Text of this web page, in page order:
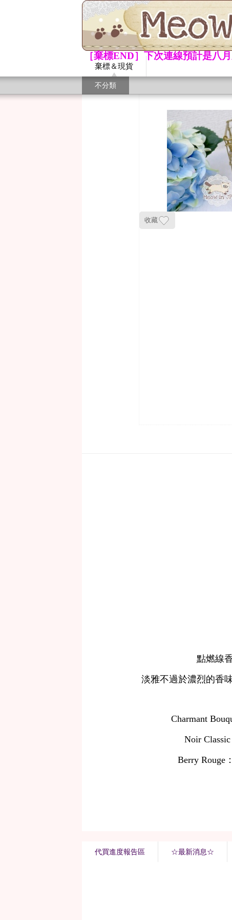
棄標＆現貨
不分類
收藏
代買進度報告區 ☆最新消息☆
［棄標END］下次連線預計是